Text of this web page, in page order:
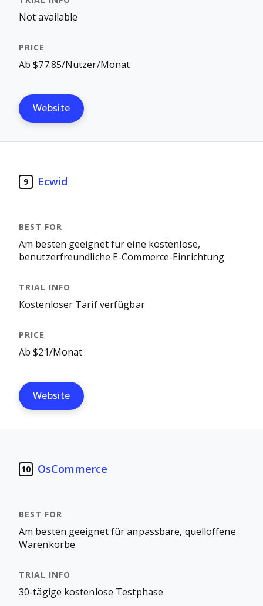
Not available
Ab $77.85/Nutzer/Monat
Website
9 Ecwid
Am besten geeignet für eine kostenlose,
benutzerfreundliche E-Commerce-Einrichtung
Kostenloser Tarif verfügbar
Ab $21/Monat
Website
10 OsCommerce
Am besten geeignet für anpassbare, quelloffene
Warenkörbe
30-tägige kostenlose Testphase